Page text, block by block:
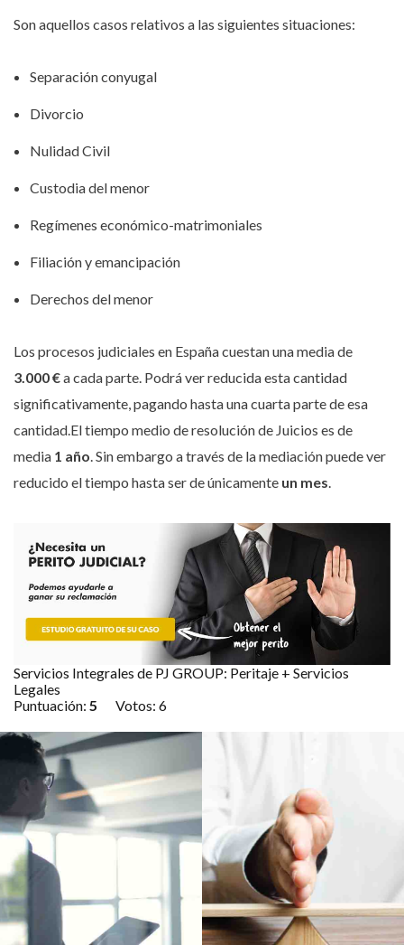
Son aquellos casos relativos a las siguientes situaciones:
Separación conyugal
Divorcio
Nulidad Civil
Custodia del menor
Regímenes económico-matrimoniales
Filiación y emancipación
Derechos del menor
Los procesos judiciales en España cuestan una media de
3.000 €a cada parte. Podrá ver reducida esta cantidad
significativamente, pagando hasta una cuarta parte de esa
cantidad.El tiempo medio de resolución de Juicios es de
media 1 año. Sin embargo a través de la mediación puede ver
reducido el tiempo hasta ser de únicamente un mes.
Servicios Integrales de PJ GROUP: Peritaje + Servicios
Legales
Puntuación: 5 Votos: 6